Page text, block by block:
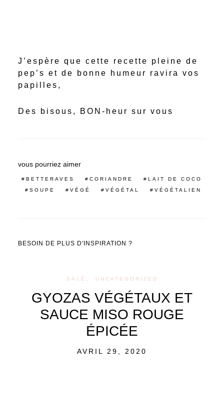
J’espère que cette recette pleine de
pep’s et de bonne humeur ravira vos
papilles,
Des bisous, BON-heur sur vous
vous pourriez aimer
BETTERAVES CORIANDRE
LAIT DE COCO
SOUPE
VÉGÉ VÉGÉTAL VÉGÉTALIEN
BESOIN DE PLUS D'INSPIRATION ?
SALÉ UNCATEGORIZED
GYOZAS VÉGÉTAUX ET
SAUCE MISO ROUGE
ÉPICÉE
POSTED
AVRIL 29, 2020